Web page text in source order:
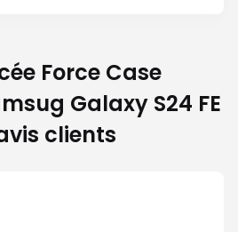
Force Case
Galaxy S24 FE
clients